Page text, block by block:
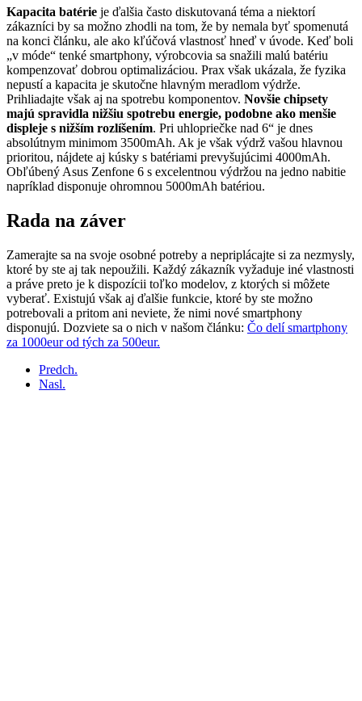
Kapacita batérie je ďalšia často diskutovaná téma a niektorí
zákazníci by sa možno zhodli na tom, že by nemala byť spomenutá
na konci článku, ale ako kľúčová vlastnosť hneď v úvode. Keď boli
„v móde“ tenké smartphony, výrobcovia sa snažili malú batériu
kompenzovať dobrou optimalizáciou. Prax však ukázala, že fyzika
nepustí a kapacita je skutočne hlavným meradlom výdrže.
Prihliadajte však aj na spotrebu komponentov. Novšie chipsety
majú spravidla nižšiu spotrebu energie, podobne ako menšie
displeje s nižším rozlíšením. Pri uhlopriečke nad 6“ je dnes
absolútnym minimom 3500mAh. Ak je však výdrž vašou hlavnou
prioritou, nájdete aj kúsky s batériami prevyšujúcimi 4000mAh.
Obľúbený Asus Zenfone 6 s excelentnou výdržou na jedno nabitie
napríklad disponuje ohromnou 5000mAh batériou.
Rada na záver
Zamerajte sa na svoje osobné potreby a nepriplácajte si za nezmysly,
ktoré by ste aj tak nepoužili. Každý zákazník vyžaduje iné vlastnosti
a práve preto je k dispozícii toľko modelov, z ktorých si môžete
vyberať. Existujú však aj ďalšie funkcie, ktoré by ste možno
potrebovali a pritom ani neviete, že nimi nové smartphony
disponujú. Dozviete sa o nich v našom článku: Čo delí smartphony
za 1000eur od tých za 500eur.
Predch.
Nasl.